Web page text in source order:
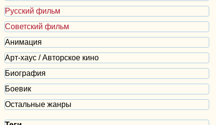
Русский фильм
Советский фильм
Анимация
Арт-хаус / Авторское кино
Биография
Боевик
Остальные жанры